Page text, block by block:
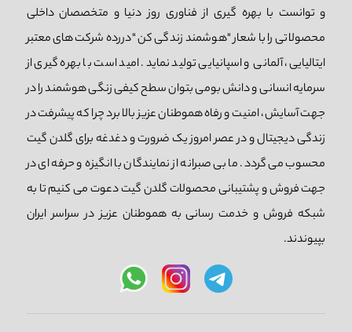
و توانست با بهره گیری از فناوری روز دنیا و متخصصان داخلی
محصولاتی را با شعار "هوشمند زندگی کن "دررده شرکت های معتبر
ایتالیایی، آلمانی و اسپانیایی تولید نماید. امید است با بهره گیری از
سرمایه انسانی و دانش بومی بتوان سطح کیفی زنگی هوشمند را در
جهت آسایش، امنیت و رفاه هموطنان عزیز بالا برد چرا که پیشرفت در
زندگی دیجیتال و در عصر امروز یک ضرورت و دغدغه برای گلدن گیت
محسوب می گردد. ما بی صبرانه از نمایندگان با انگیزه و حرفه ای در
جهت فروش و پشتیبانی محصولات گلدن گیت دعوت می کنیم تا به
شبکه فروش و خدمت رسانی به هموطنان عزیز در سراسر ایران
بپیوندند.